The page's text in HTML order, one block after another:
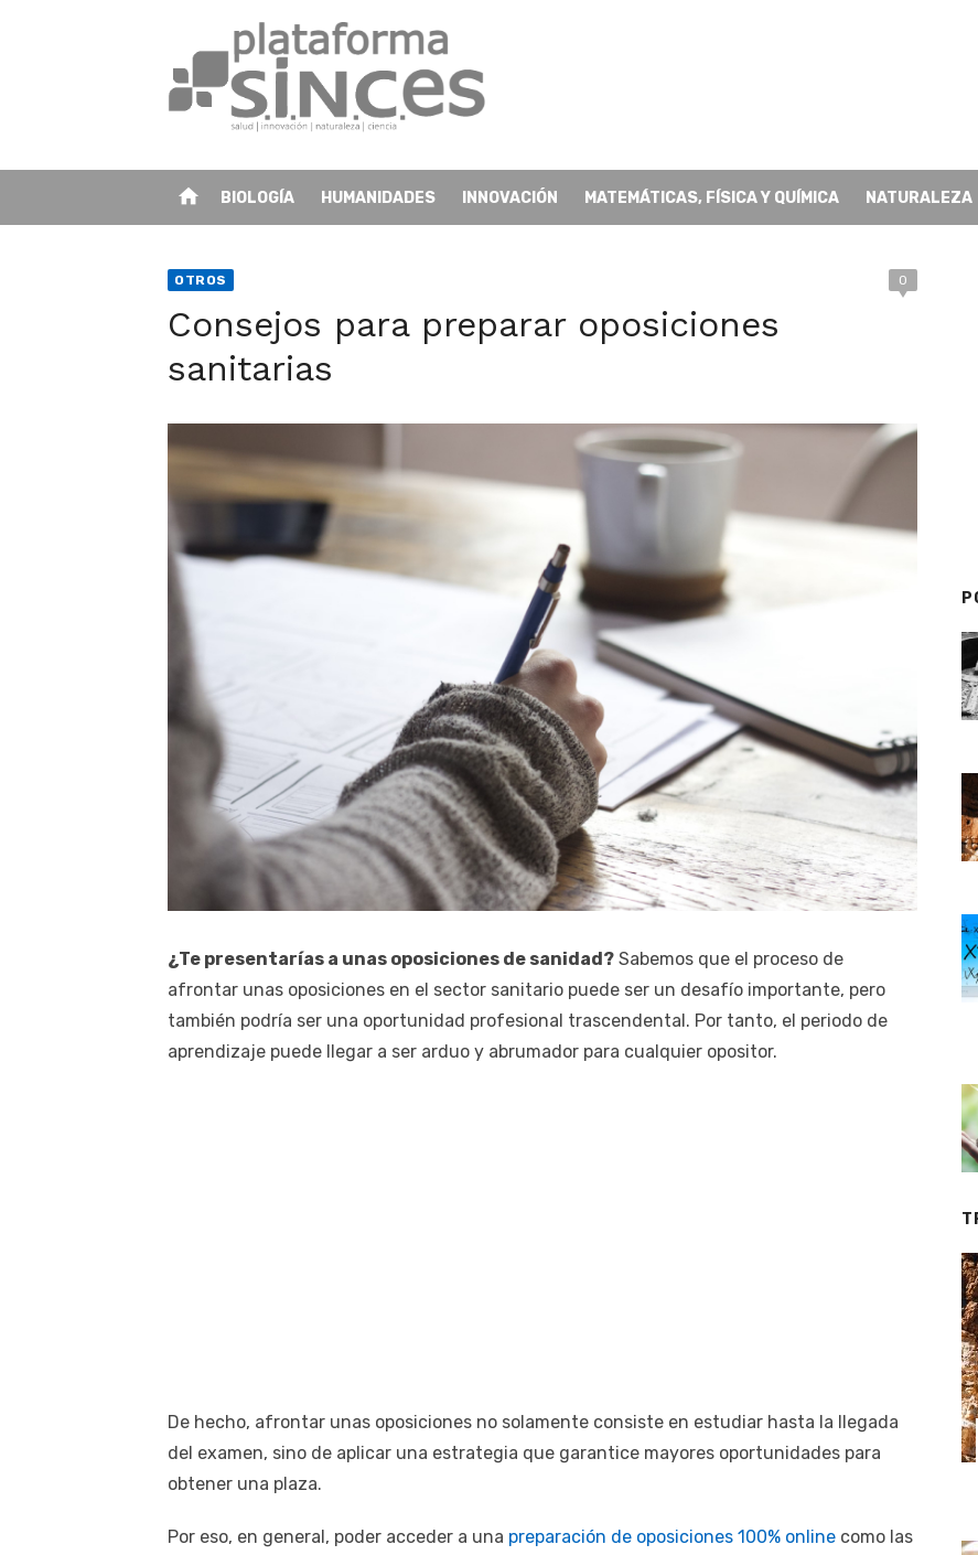
home BIOLOGÍA HUMANIDADES INNOVACIÓN MATEMÁTICAS, FÍSICA Y QUÍMICA NATURALEZA
OTROS 0
Consejos para preparar oposiciones
sanitarias
¿Te presentarías a unas oposiciones de sanidad? Sabemos que el proceso de
afrontar unas oposiciones en el sector sanitario puede ser un desafío importante, pero
también podría ser una oportunidad profesional trascendental. Por tanto, el periodo de
aprendizaje puede llegar a ser arduo y abrumador para cualquier opositor.
De hecho, afrontar unas oposiciones no solamente consiste en estudiar hasta la llegada
del examen, sino de aplicar una estrategia que garantice mayores oportunidades para
obtener una plaza.
Por eso, en general, poder acceder a una preparación de oposiciones 100% online como las